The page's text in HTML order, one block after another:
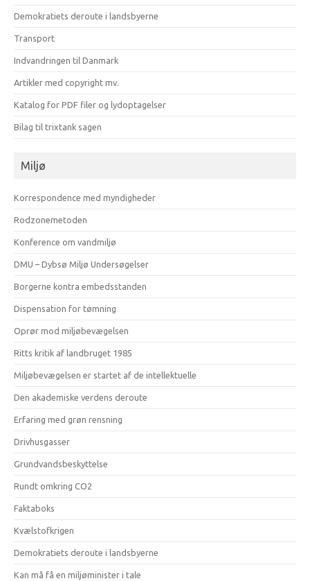
Demokratiets deroute i landsbyerne
Transport
Indvandringen til Danmark
Artikler med copyright mv.
Katalog for PDF filer og lydoptagelser
Bilag til trixtank sagen
Miljø
Korrespondence med myndigheder
Rodzonemetoden
Konference om vandmiljø
DMU – Dybsø Miljø Undersøgelser
Borgerne kontra embedsstanden
Dispensation for tømning
Oprør mod miljøbevægelsen
Ritts kritik af landbruget 1985
Miljøbevægelsen er startet af de intellektuelle
Den akademiske verdens deroute
Erfaring med grøn rensning
Drivhusgasser
Grundvandsbeskyttelse
Rundt omkring CO2
Faktaboks
Kvælstofkrigen
Demokratiets deroute i landsbyerne
Kan må få en miljøminister i tale